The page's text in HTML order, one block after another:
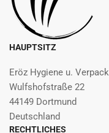
HAUPTSITZ
Eröz Hygiene u.
Wulfshofstraße 22
44149 Dortmund
Deutschland
RECHTLICHES